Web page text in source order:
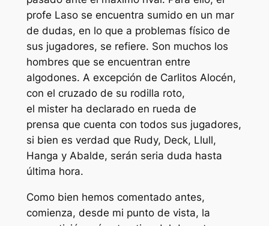
profe Laso se encuentra sumido en un mar
de dudas, en lo que a problemas físico de
sus jugadores, se refiere. Son muchos los
hombres que se encuentran entre
algodones. A excepción de Carlitos Alocén,
con el cruzado de su rodilla roto,
el mister ha declarado en rueda de
prensa que cuenta con todos sus jugadores,
si bien es verdad que Rudy, Deck, Llull,
Hanga y Abalde, serán seria duda hasta
última hora.
Como bien hemos comentado antes,
comienza, desde mi punto de vista, la